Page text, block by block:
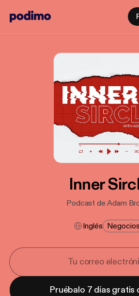
Inner
Podcast de Adam
Inglés Negocios
Pruébalo 7 días gratis